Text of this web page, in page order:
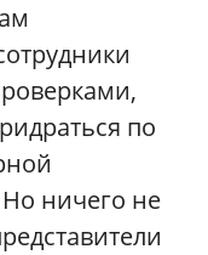
по
Но ничего не